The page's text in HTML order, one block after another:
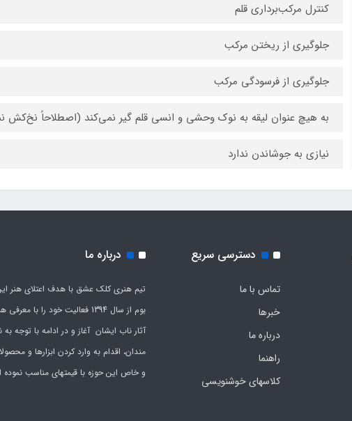
کنترل مرکب‌برداری قلم
جلوگیری از ریختن مرکب
جلوگیری از فرسودگی مرکب
به هیچ عنوان لیقه به نوک وحشی و انسی قلم گیر نمی‌کند (اصطلاحاً نخ‌کش
نیازی به جوشاندن ندارد
دسترسی سریع
تماس با ما
خبرها
درباره ما
راهنما
کلاسهای خوشنویسی
درباره ما
تیم هنری کلک عشق با هدف اعتلای هنر
بوم از سال 1394 فعالیت خود را با
آثار ناب ایشان آغاز و در ادامه با توجه به
مندان، اقدام به وارد کردن ابزارها و
و خاص این حوزه با قیمتهای مناسب